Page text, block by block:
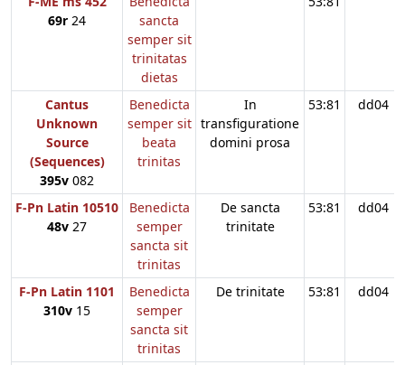
69r 24
sancta
semper sit
trinitatas
dietas
Cantus
Unknown
Source
(Sequences)
395v 082
Benedicta
semper sit
beata
trinitas
In
transfiguratione
domini prosa
53:81 dd04
F-Pn Latin 10510
48v 27
Benedicta
semper
sancta sit
trinitas
De sancta
trinitate
53:81 dd04
F-Pn Latin 1101
310v 15
Benedicta
semper
sancta sit
trinitas
De trinitate 53:81 dd04